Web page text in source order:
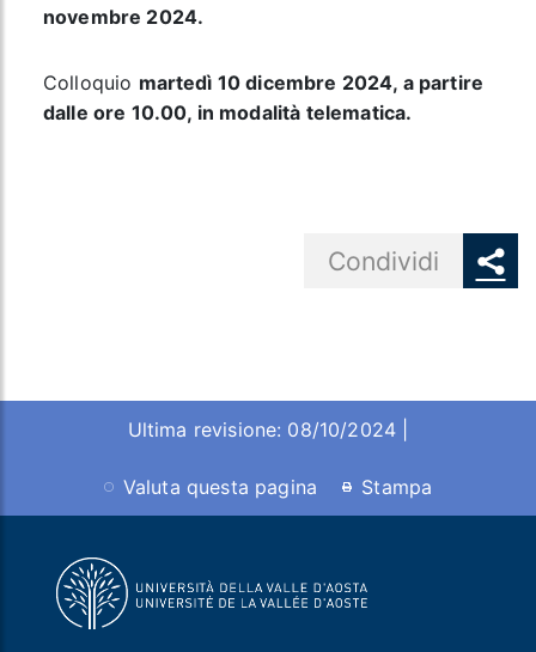
novembre 2024.
Colloquio martedì 10 dicembre 2024, a partire
dalle ore 10.00, in modalità telematica.
Condividi
Ultima revisione: 08/10/2024 |
Valuta questa pagina Stampa